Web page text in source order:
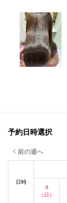
予約日時選択
前の週へ
日時
9
（日）